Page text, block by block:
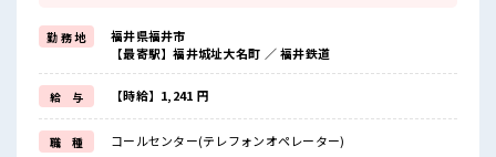
場合によってはお願いすることもありますが、
残業はほとんどナシ！
≪ヘアカラーOKで自由な雰囲気の職場≫
明るすぎたり奇抜でなければ基本的に自由！
(規定有)≪未経験の方も大カンゲイ≫
新しいことにチャレンジするのは不安だけど、
しっかり働く環境が整っています！
イチからスキルUP・ステップUP目指していきましょう！
勤 務 地
福井県福井市
【最寄駅】福井城址大名町 ／ 福井鉄道
給 与 【時給】1,241 円
職 種 コールセンター(テレフォンオペレーター)